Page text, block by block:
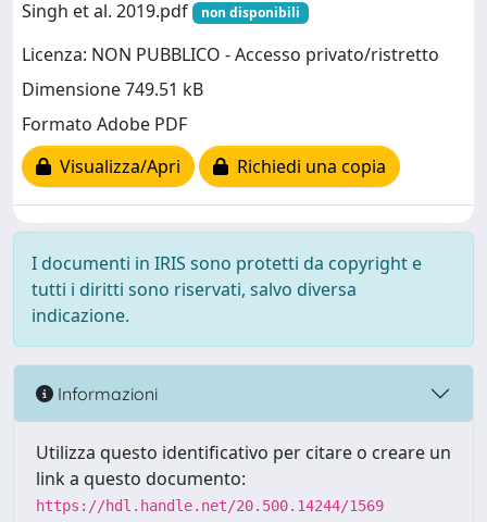
Singh et al. 2019.pdf
non disponibili
Licenza: NON PUBBLICO - Accesso privato/ristretto
Dimensione 749.51 kB
Formato Adobe PDF
Visualizza/Apri
Richiedi una copia
I documenti in IRIS sono protetti da copyright e
tutti i diritti sono riservati, salvo diversa
indicazione.
Informazioni
Utilizza questo identificativo per citare o creare un
link a questo documento:
https://hdl.handle.net/20.500.14244/1569